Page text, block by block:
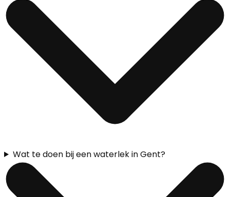
Wat te doen bij een waterlek in Gent?